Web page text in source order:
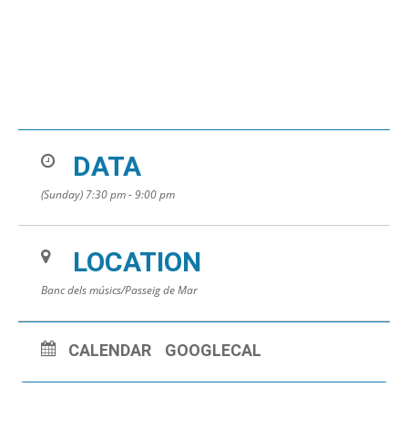
DATA
(Sunday) 7:30 pm - 9:00 pm
LOCATION
Banc dels músics/Passeig de Mar
CALENDAR GOOGLECAL